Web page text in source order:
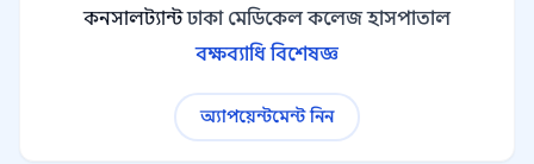
কনসালট্যান্ট ঢাকা মেডিকেল কলেজ হাসপাতাল
বক্ষব্যাধি বিশেষজ্ঞ
অ্যাপয়েন্টমেন্ট নিন